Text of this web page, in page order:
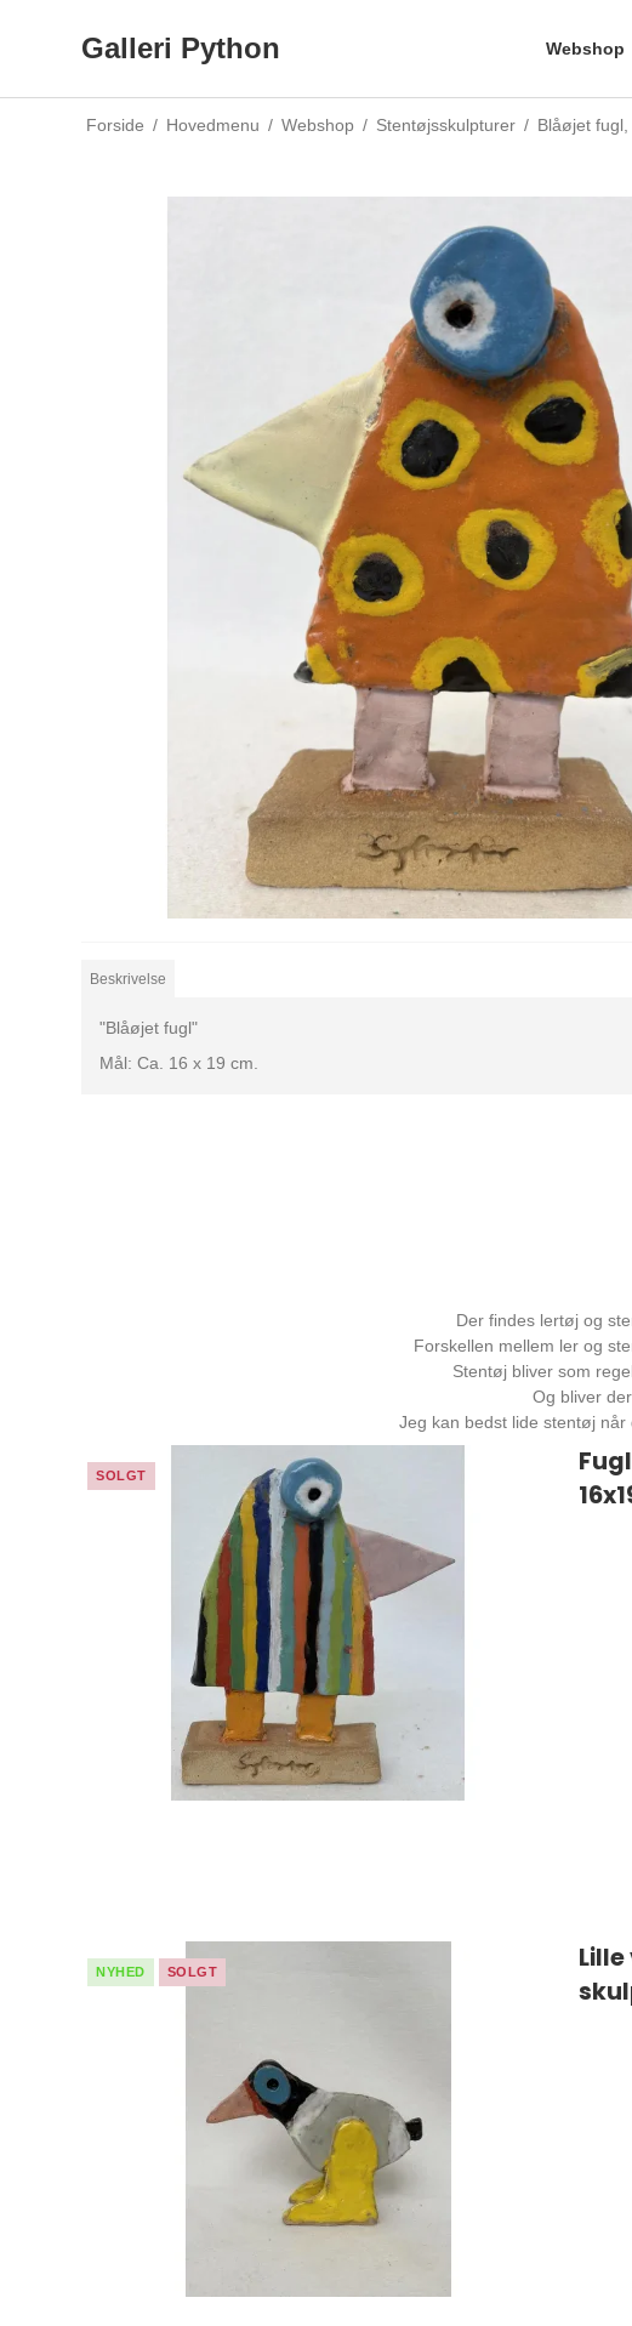
Galleri Python Webshop
Forside / Hovedmenu / Webshop / Stentøjsskulpturer / Blåøjet
Beskrivelse
"Blåøjet fugl"
Mål: Ca. 16 x 19 cm.
Der findes lertøj og
Forskellen mellem ler og
Stentøj bliver som
Og bliver
Jeg kan bedst lide stentøj
SOLGT
NYHED SOLGT